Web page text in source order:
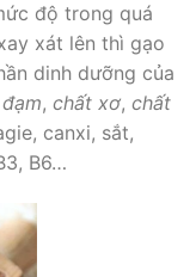
độ trong quá
xát lên thì gạo
dinh dưỡng của
, chất xơ, chất
canxi, sắt,
B6…